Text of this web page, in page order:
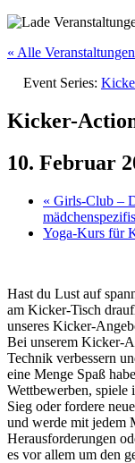
« Alle Veranstaltungen
Event Series:
Kicker-
10. Februar
« Girls-Club –
Yoga-Kurs für
Hast du Lust auf
am Kicker-Tisch
unseres Kicker-
Bei unserem Kicker-
Technik verbessern
eine Menge Spaß
Wettbewerben,
Sieg oder fordere
und werde mit jedem
Herausforderungen
es vor allem um den